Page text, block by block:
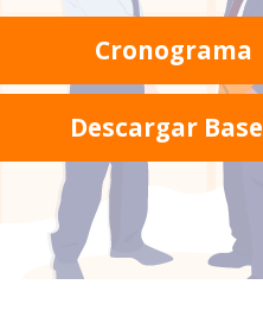
Cronograma
Descargar